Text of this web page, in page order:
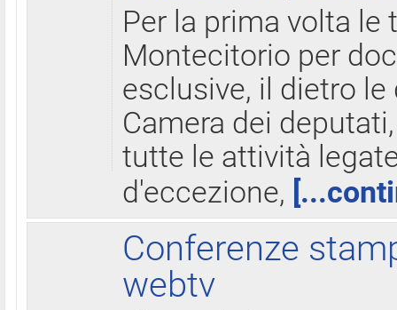
Per la prima volta le
Montecitorio per
esclusive, il dietro
Camera dei
tutte le attività
d'eccezione,
Conferenze
webtv